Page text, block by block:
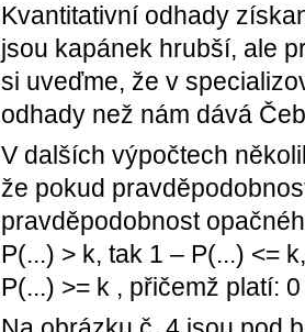
Kvantitativní odhady
jsou kapánek hrubší, ale
si uveďme, že v
odhady než nám dává
V dalších výpočtech
že pokud
pravděpodobnost
P(...) > k, tak 1 – P(...) <=
P(...) >= k , přičemž platí: